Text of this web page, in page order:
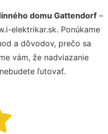
domu Gattendorf–
elektrikar.sk. Ponúkame
a dôvodov, prečo sa
vám, že nadviazanie
ľutovať.